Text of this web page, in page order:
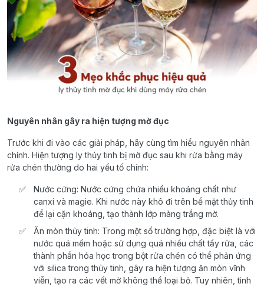
Nguyên nhân gây ra hiện tượng mờ đục
Trước khi đi vào các giải pháp, hãy cùng tìm hiểu nguyên nhân
chính. Hiện tượng ly thủy tinh bị mờ đục sau khi rửa bằng máy
rửa chén thường do hai yếu tố chính:
Nước cứng: Nước cứng chứa nhiều khoáng chất như
canxi và magie. Khi nước này khô đi trên bề mặt thủy tinh
để lại cặn khoáng, tạo thành lớp màng trắng mờ.
Ăn mòn thủy tinh: Trong một số trường hợp, đặc biệt là với
nước quá mềm hoặc sử dụng quá nhiều chất tẩy rửa, các
thành phần hóa học trong bột rửa chén có thể phản ứng
với silica trong thủy tinh, gây ra hiện tượng ăn mòn vĩnh
viễn, tạo ra các vết mờ không thể loại bỏ. Tuy nhiên, tình